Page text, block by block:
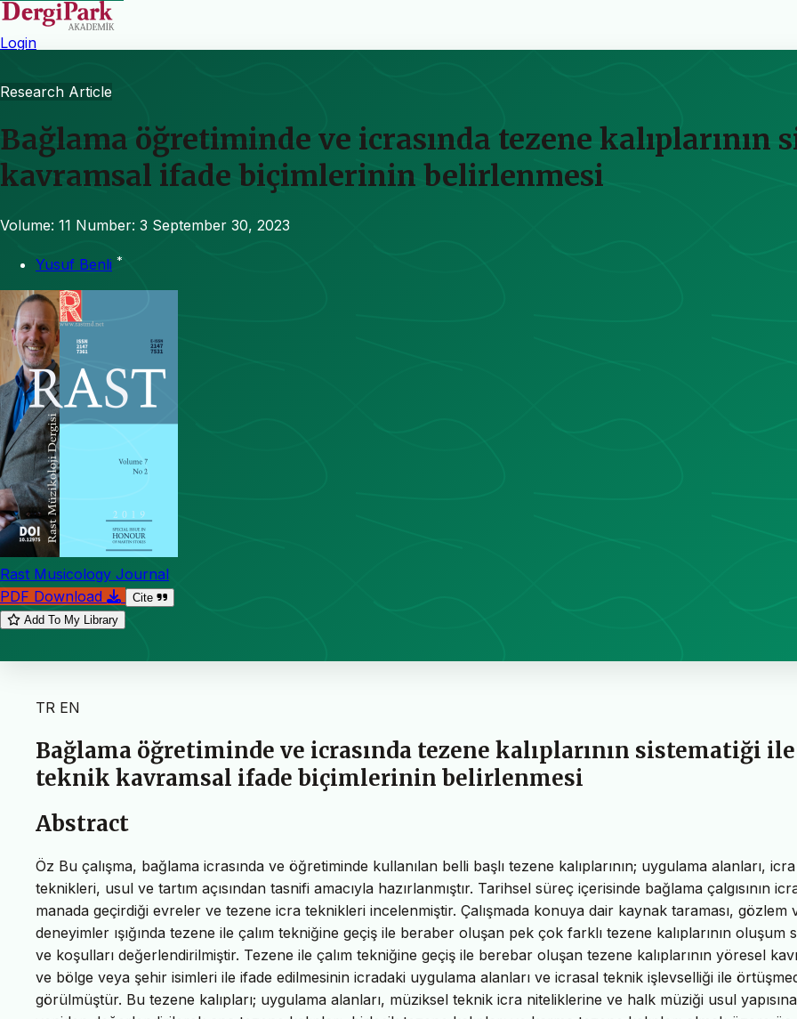
Login
Research Article
Bağlama öğretiminde ve icrasında tezene
kavramsal ifade biçimlerinin belirlenmesi
Volume: 11 Number: 3 September 30, 2023
Yusuf Benli *
Rast Musicology Journal
PDF Download
Cite
Add To My Library
TR EN
Bağlama öğretiminde ve icrasında tezene kalıplarının sistematiği ile
teknik kavramsal ifade biçimlerinin belirlenmesi
Abstract
Öz Bu çalışma, bağlama icrasında ve öğretiminde kullanılan belli başlı tezene kalıplarının; uygulama alanları, icra
teknikleri, usul ve tartım açısından tasnifi amacıyla hazırlanmıştır. Tarihsel süreç içerisinde bağlama çalgısının
manada geçirdiği evreler ve tezene icra teknikleri incelenmiştir. Çalışmada konuya dair kaynak taraması, gözlem
deneyimler ışığında tezene ile çalım tekniğine geçiş ile beraber oluşan pek çok farklı tezene kalıplarının oluşum
ve koşulları değerlendirilmiştir. Tezene ile çalım tekniğine geçiş ile berebar oluşan tezene kalıplarının yöresel
ve bölge veya şehir isimleri ile ifade edilmesinin icradaki uygulama alanları ve icrasal teknik işlevselliği ile
görülmüştür. Bu tezene kalıpları; uygulama alanları, müziksel teknik icra niteliklerine ve halk müziği usul